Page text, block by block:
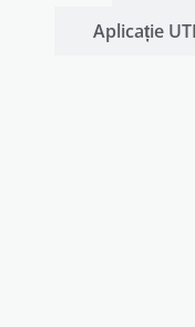
Aplicație